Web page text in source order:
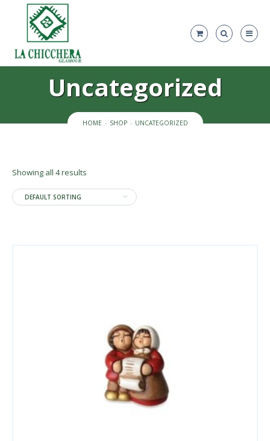
Uncategorized
HOME SHOP UNCATEGORIZED
Showing all 4 results
DEFAULT SORTING